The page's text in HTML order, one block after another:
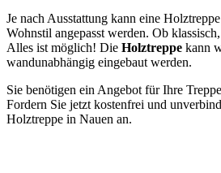
Je nach Ausstattung kann eine
Wohnstil angepasst werden. Ob
Alles ist möglich! Die Holztreppe kann
wandunabhängig eingebaut werden.
Sie benötigen ein Angebot für Ihre
Fordern Sie jetzt kostenfrei und
Holztreppe in Nauen an.